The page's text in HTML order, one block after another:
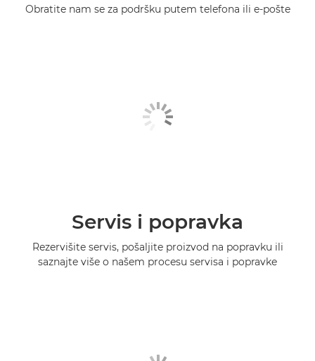
Obratite nam se za podršku putem telefona ili e-pošte
Servis i popravka
Rezervišite servis, pošaljite proizvod na popravku ili
saznajte više o našem procesu servisa i popravke